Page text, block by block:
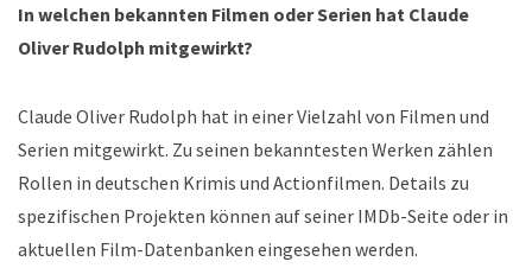
In welchen bekannten Filmen oder Serien hat Claude
Oliver Rudolph mitgewirkt?
Claude Oliver Rudolph hat in einer Vielzahl von Filmen und
Serien mitgewirkt. Zu seinen bekanntesten Werken zählen
Rollen in deutschen Krimis und Actionfilmen. Details zu
spezifischen Projekten können auf seiner IMDb-Seite oder in
aktuellen Film-Datenbanken eingesehen werden.